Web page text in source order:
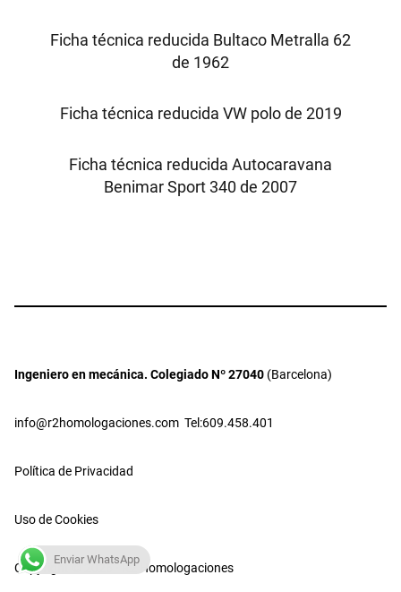
Ficha técnica reducida Bultaco Metralla 62
de 1962
Ficha técnica reducida VW polo de 2019
Ficha técnica reducida Autocaravana
Benimar Sport 340 de 2007
Ingeniero en mecánica. Colegiado Nº 27040 (Barcelona)
info@r2homologaciones.com Tel:609.458.401
Política de Privacidad
Uso de Cookies
Copyright © 2026 · R2 Homologaciones
Enviar WhatsApp